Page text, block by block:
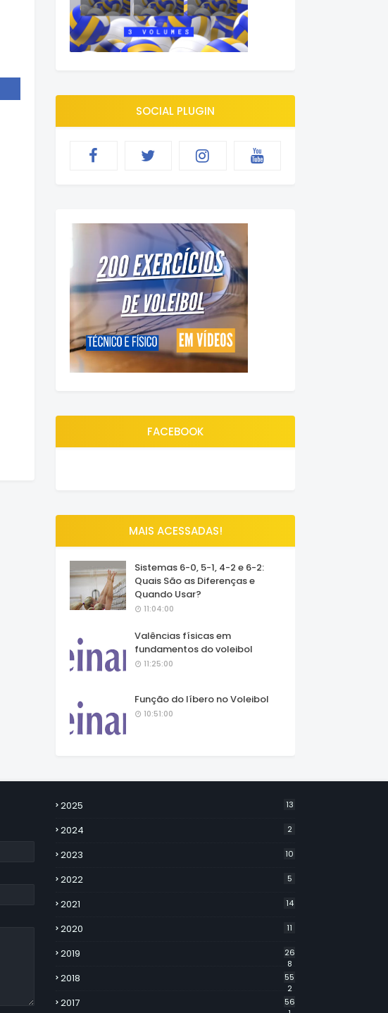
SOCIAL PLUGIN
FACEBOOK
MAIS ACESSADAS!
Sistemas 6-0, 5-1, 4-2 e 6-2:
Quais São as Diferenças e
Quando Usar?
11:04:00
Valências físicas em
fundamentos do voleibol
11:25:00
Função do líbero no Voleibol
10:51:00
2025 13
2024 2
2023 10
2022 5
2021 14
2020 11
2019
26
8
2018
55
2
2017
56